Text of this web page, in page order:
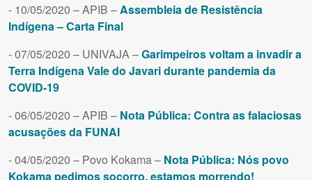
- 10/05/2020 – APIB – Assembleia de Resistência
Indígena – Carta Final
- 07/05/2020 – UNIVAJA –Garimpeiros voltam a invadir a
Terra Indígena Vale do Javari durante pandemia da
COVID-19
- 06/05/2020 – APIB – Nota Pública: Contra as falaciosas
acusações da FUNAI
- 04/05/2020 – Povo Kokama – Nota Pública: Nós povo
Kokama pedimos socorro, estamos morrendo!